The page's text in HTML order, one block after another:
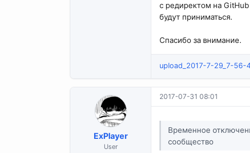
с редиректом на
будут приниматься.
Спасибо за внимание.
upload_2017-7-29_7-56-
ExPlayer
User
2017-07-31 08:01
Временное
сообщество